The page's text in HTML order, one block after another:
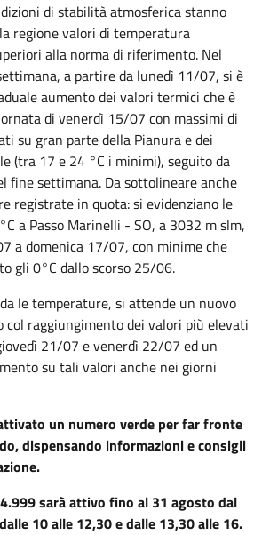
di stabilità atmosferica stanno
regione valori di temperatura
alla norma di riferimento. Nel
a partire da lunedì 11/07, si è
aumento dei valori termici che è
di venerdì 15/07 con massimi di
su gran parte della Pianura e dei
(tra 17 e 24 °C i minimi), seguito da
fine settimana. Da sottolineare anche
registrate in quota: si evidenziano le
a Passo Marinelli - SO, a 3032 m slm,
a domenica 17/07, con minime che
gli 0°C dallo scorso 25/06.
le temperature, si attende un nuovo
col raggiungimento dei valori più elevati
21/07 e venerdì 22/07 ed un
su tali valori anche nei giorni
un numero verde per far fronte
dispensando informazioni e consigli
sarà attivo fino al 31 agosto dal
10 alle 12,30 e dalle 13,30 alle 16.